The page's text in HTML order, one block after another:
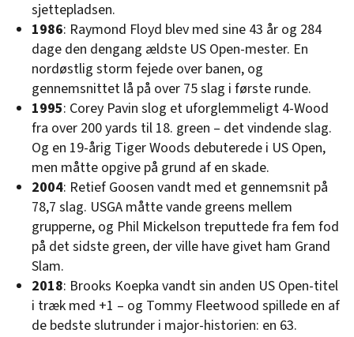
sjettepladsen.
1986: Raymond Floyd blev med sine 43 år og 284
dage den dengang ældste US Open-mester. En
nordøstlig storm fejede over banen, og
gennemsnittet lå på over 75 slag i første runde.
1995: Corey Pavin slog et uforglemmeligt 4-Wood
fra over 200 yards til 18. green – det vindende slag.
Og en 19-årig Tiger Woods debuterede i US Open,
men måtte opgive på grund af en skade.
2004: Retief Goosen vandt med et gennemsnit på
78,7 slag. USGA måtte vande greens mellem
grupperne, og Phil Mickelson treputtede fra fem fod
på det sidste green, der ville have givet ham Grand
Slam.
2018: Brooks Koepka vandt sin anden US Open-titel
i træk med +1 – og Tommy Fleetwood spillede en af
de bedste slutrunder i major-historien: en 63.